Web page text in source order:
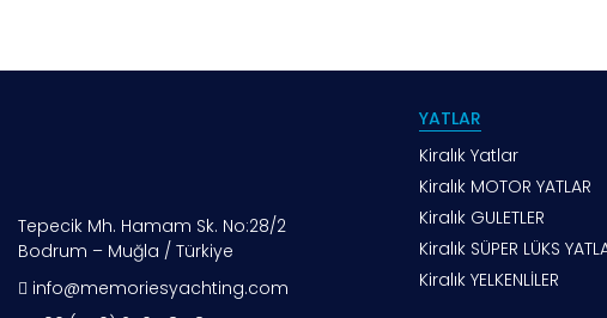
Tepecik Mh. Hamam Sk. No:28/2
Bodrum – Muğla / Türkiye
info@memoriesyachting.com
YATLAR
Kiralık Yatlar
Kiralık MOTOR YATLAR
Kiralık GULETLER
Kiralık SÜPER LÜKS
Kiralık YELKENLİLER